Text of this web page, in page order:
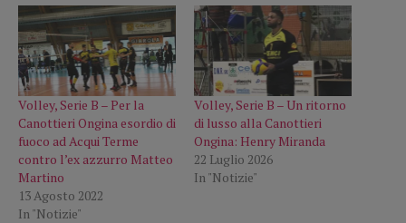
Volley, Serie B – Per la
Canottieri Ongina esordio di
fuoco ad Acqui Terme
contro l’ex azzurro Matteo
Martino
13 Agosto 2022
In "Notizie"
Volley, Serie B – Un ritorno
di lusso alla Canottieri
Ongina: Henry Miranda
22 Luglio 2026
In "Notizie"